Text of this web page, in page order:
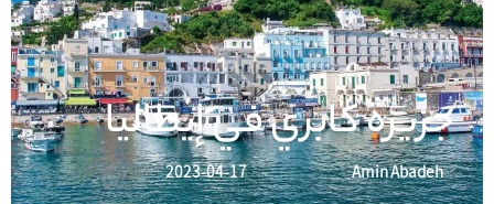
جزيرة كابري في إيطاليا
Amin Abadeh
2023-04-17